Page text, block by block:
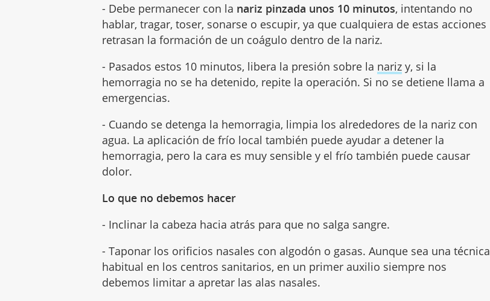
- Debe permanecer con la nariz pinzada unos 10 minutos, intentando no
hablar, tragar, toser, sonarse o escupir, ya que cualquiera de estas acciones
retrasan la formación de un coágulo dentro de la nariz.
- Pasados estos 10 minutos, libera la presión sobre la nariz y, si la
hemorragia no se ha detenido, repite la operación. Si no se detiene llama a
emergencias.
- Cuando se detenga la hemorragia, limpia los alrededores de la nariz con
agua. La aplicación de frío local también puede ayudar a detener la
hemorragia, pero la cara es muy sensible y el frío también puede causar
dolor.
Lo que no debemos hacer
- Inclinar la cabeza hacia atrás para que no salga sangre.
- Taponar los orificios nasales con algodón o gasas. Aunque sea una técnica
habitual en los centros sanitarios, en un primer auxilio siempre nos
debemos limitar a apretar las alas nasales.